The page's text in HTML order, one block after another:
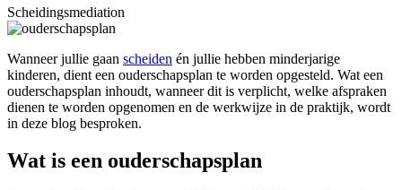
Scheidingsmediation
Wanneer jullie gaan scheiden én jullie hebben minderjarige
kinderen, dient een ouderschapsplan te worden opgesteld. Wat een
ouderschapsplan inhoudt, wanneer dit is verplicht, welke afspraken
dienen te worden opgenomen en de werkwijze in de praktijk, wordt
in deze blog besproken.
Wat is een ouderschapsplan